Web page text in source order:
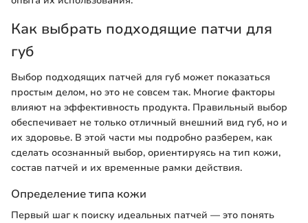
Как выбрать подходящие патчи для
губ
Выбор подходящих патчей для губ может показаться
простым делом, но это не совсем так. Многие факторы
влияют на эффективность продукта. Правильный выбор
обеспечивает не только отличный внешний вид губ, но и
их здоровье. В этой части мы подробно разберем, как
сделать осознанный выбор, ориентируясь на тип кожи,
состав патчей и их временные рамки действия.
Определение типа кожи
Первый шаг к поиску идеальных патчей — это понять